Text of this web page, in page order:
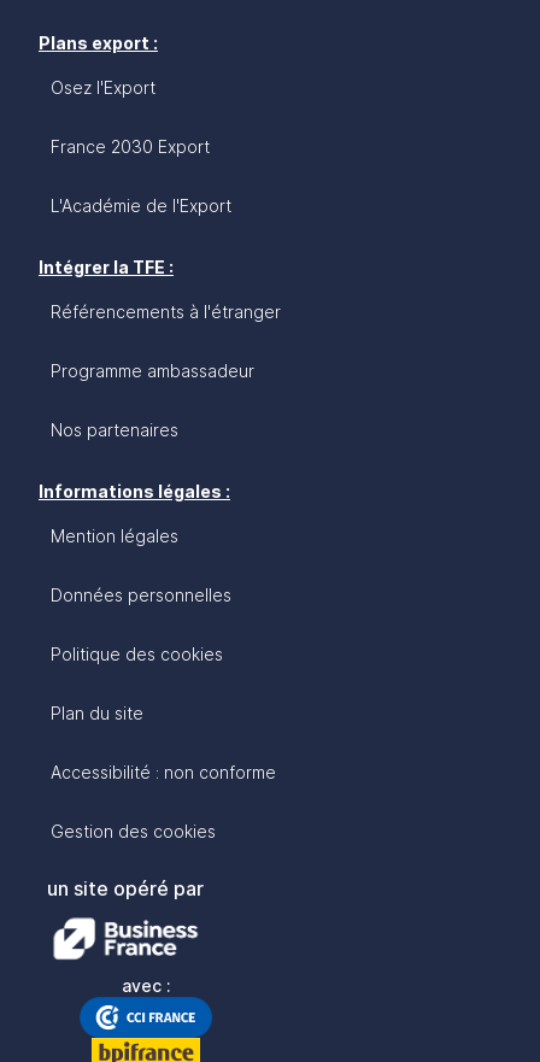
Plans export :
Osez l'Export
France 2030 Export
L'Académie de l'Export
Intégrer la TFE :
Référencements à l'étranger
Programme ambassadeur
Nos partenaires
Informations légales :
Mention légales
Données personnelles
Politique des cookies
Plan du site
Accessibilité : non conforme
Gestion des cookies
un site opéré par
avec :